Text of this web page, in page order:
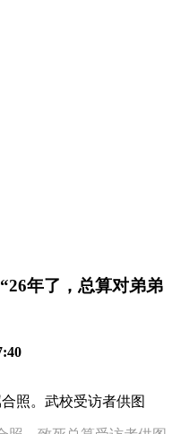
年了，总算对弟弟